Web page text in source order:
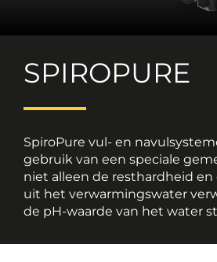
SPIROPURE
SpiroPure vul- en
gebruik van een speciale
niet alleen de resthardheid
uit het verwarmingswater
de pH-waarde van het water